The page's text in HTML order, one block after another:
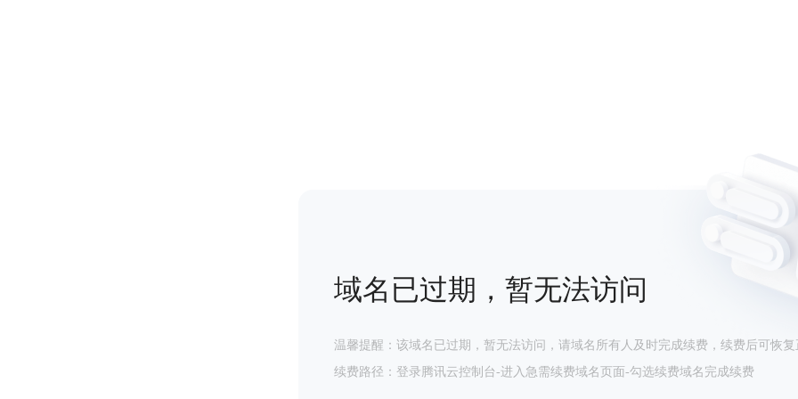
域名已过期，暂无法访问
温馨提醒：该域名已过期，暂无法访问，请域名所有人及时完成续费，续费后可恢复
续费路径：登录腾讯云控制台-进入急需续费域名页面-勾选续费域名完成续费